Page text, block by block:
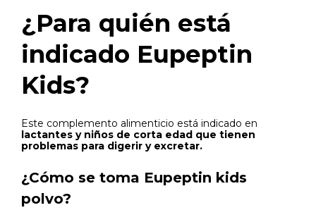
¿Para quién está
indicado Eupeptin
Kids?
Este complemento alimenticio está indicado en
lactantes y niños de corta edad que tienen
problemas para digerir y excretar.
¿Cómo se toma Eupeptin kids
polvo?